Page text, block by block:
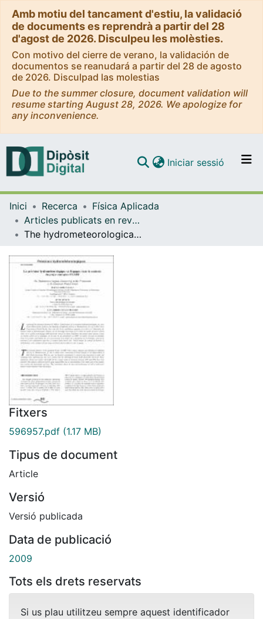
Amb motiu del tancament d'estiu, la validació
de documents es reprendrà a partir del 28
d'agost de 2026. Disculpeu les molèsties.
Con motivo del cierre de verano, la validación de
documentos se reanudará a partir del 28 de agosto
de 2026. Disculpad las molestias
Due to the summer closure, document validation will
resume starting August 28, 2026. We apologize for
any inconvenience.
Navega per tot el DD
Iniciar sessió (current)
Inici Recerca
Física Aplicada
Articles publicats en revistes (Física Aplicada)
The hydrometeorological forecasting in the framework of the european project FLASH
Fitxers
596957.pdf (1.17 MB)
Tipus de document
Article
Versió
Versió publicada
Data de publicació
2009
Tots els drets reservats
Si us plau utilitzeu sempre aquest identificador